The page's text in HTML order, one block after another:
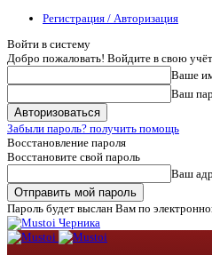
Регистрация / Авторизация
Войти в систему
Добро пожаловать! Войдите в свою
Ваше
Ваш
Забыли пароль? получить помощь
Восстановление пароля
Восстановите свой пароль
Ваш
Пароль будет выслан Вам по
Черника